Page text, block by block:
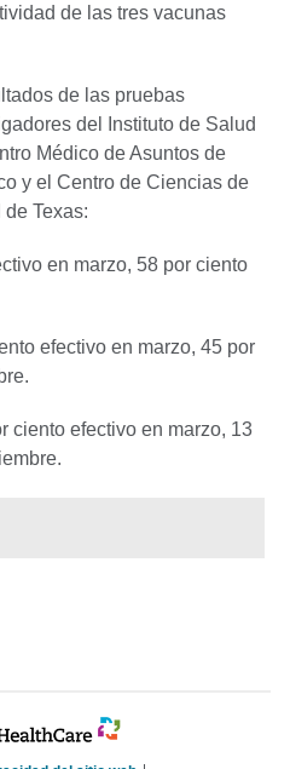
de las tres vacunas
de las pruebas
del Instituto de Salud
Médico de Asuntos de
y el Centro de Ciencias de
Texas:
en marzo, 58 por ciento
efectivo en marzo, 45 por
ciento efectivo en marzo, 13